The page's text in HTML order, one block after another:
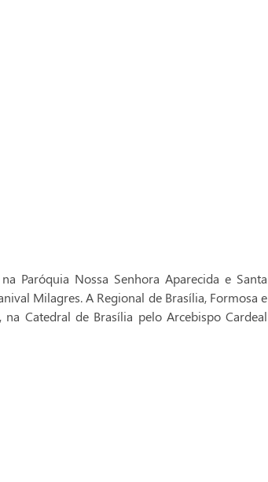
Paróquia Nossa Senhora Aparecida e Santa
Milagres. A Regional de Brasília, Formosa e
Catedral de Brasília pelo Arcebispo Cardeal